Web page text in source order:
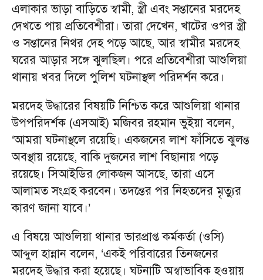
এলাকার ভাড়া বাড়িতে স্বামী, স্ত্রী এবং সন্তানের মরদেহ
দেখতে পায় প্রতিবেশীরা। তারা দেখেন, খাটের ওপর স্ত্রী
ও সন্তানের নিথর দেহ পড়ে আছে, আর স্বামীর মরদেহ
ঘরের আড়ার সঙ্গে ঝুলছিল। পরে প্রতিবেশীরা আশুলিয়া
থানায় খবর দিলে পুলিশ ঘটনাস্থল পরিদর্শন করে।
মরদেহ উদ্ধারের বিষয়টি নিশ্চিত করে আশুলিয়া থানার
উপপরিদর্শক (এসআই) মজিবর রহমান ভুইয়া বলেন,
‘আমরা ঘটনাস্থলে রয়েছি। একজনের লাশ ফাঁসিতে ঝুলন্ত
অবস্থায় রয়েছে, বাকি দুজনের লাশ বিছানায় পড়ে
রয়েছে। সিআইডির লোকজন আসছে, তারা এসে
আলামত সংগ্রহ করবেন। তদন্তের পর নিহতদের মৃত্যুর
কারণ জানা যাবে।’
এ বিষয়ে আশুলিয়া থানার ভারপ্রাপ্ত কর্মকর্তা (ওসি)
আব্দুল হান্নান বলেন, ‘একই পরিবারের তিনজনের
মরদেহ উদ্ধার করা হয়েছে। ঘটনাটি অস্বাভাবিক হওয়ায়